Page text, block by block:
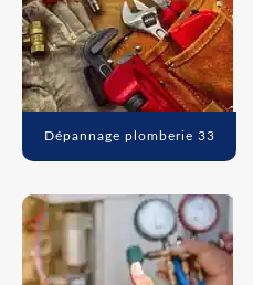
Dépannage plomberie 33